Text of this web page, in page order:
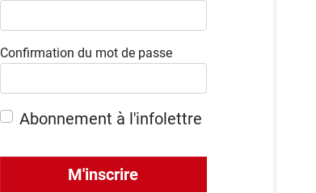
Confirmation du mot de passe
Abonnement à l'infolettre
M'inscrire